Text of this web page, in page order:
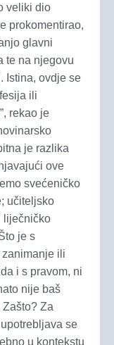
veliki dio
prokomentirao,
glavni
te na njegovu
Istina, ovdje se
ili
rekao je
je razlika
ove
svećeničko
učiteljsko
liječničko
je s
ili
i s pravom, ni
nije baš
Za
se
u kontekstu